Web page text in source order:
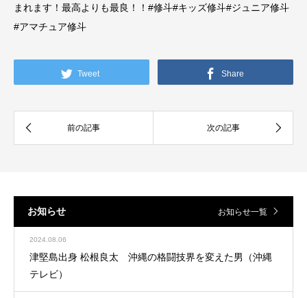
まれます！最高よりも最良！！#修斗#キッズ修斗#ジュニア修斗
#アマチュア修斗
Tweet Share
お知らせ お知らせ一覧
2024.08.06
津堅島出身 松根良太 沖縄の格闘技界を変えた男（沖縄
テレビ）